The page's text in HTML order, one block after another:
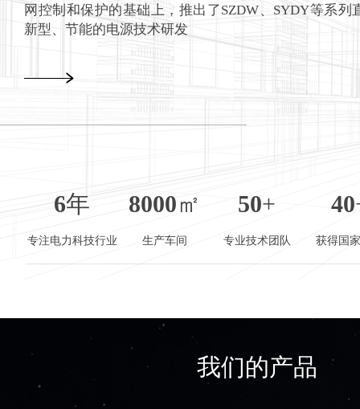
网控制和保护的基础上，推出了SZDW、SYDY等系列
新型、节能的电源技术研发
6年
专注电力科技行业
8000㎡
生产车间
50+
专业技术团队
40
获得国
我们的产品